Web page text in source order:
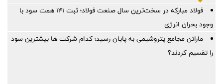
فولاد مبارکه در سخت‌ترین سال صنعت فولاد؛ ثبت ۱۴۱ همت سود با
وجود بحران انرژی
ماراتن مجامع پتروشیمی به پایان رسید؛ کدام شرکت ها بیشترین سود
را تقسیم کردند؟